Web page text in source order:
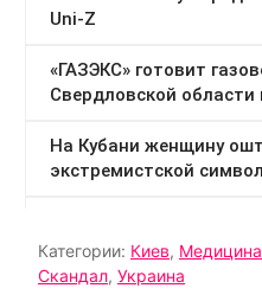
Категории: Киев, Медицина
Скандал, Украина